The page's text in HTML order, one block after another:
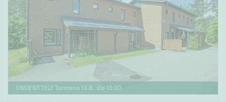
ENSIESITTELY Torstaina 13. 8 . klo 15:30